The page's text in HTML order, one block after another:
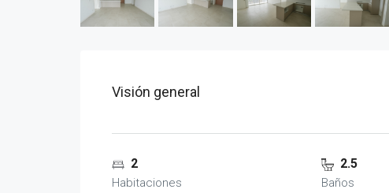
Visión general
2
Habitaciones
2.5
Baños